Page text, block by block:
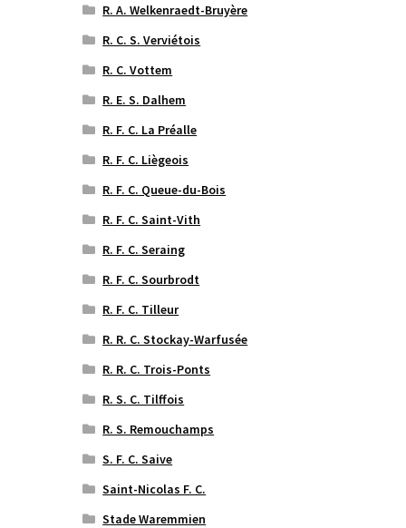
R. A. Welkenraedt-Bruyère
R. C. S. Verviétois
R. C. Vottem
R. E. S. Dalhem
R. F. C. La Préalle
R. F. C. Liègeois
R. F. C. Queue-du-Bois
R. F. C. Saint-Vith
R. F. C. Seraing
R. F. C. Sourbrodt
R. F. C. Tilleur
R. R. C. Stockay-Warfusée
R. R. C. Trois-Ponts
R. S. C. Tilffois
R. S. Remouchamps
S. F. C. Saive
Saint-Nicolas F. C.
Stade Waremmien